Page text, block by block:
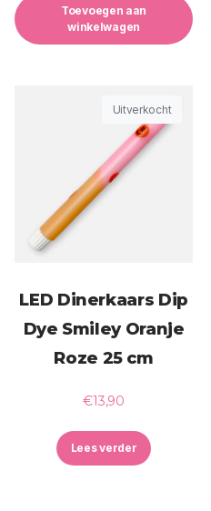
Toevoegen aan
winkelwagen
Uitverkocht
LED Dinerkaars Dip
Dye Smiley Oranje
Roze 25 cm
€13,90
Lees verder